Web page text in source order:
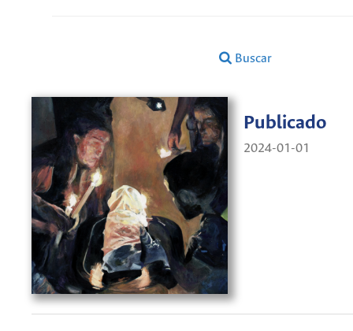
Buscar
Publicado
2024-01-01